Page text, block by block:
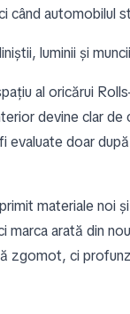
când automobilul
luminii și
al oricărui
devine clar de
evaluate doar
materiale noi
marca arată din
zgomot, ci